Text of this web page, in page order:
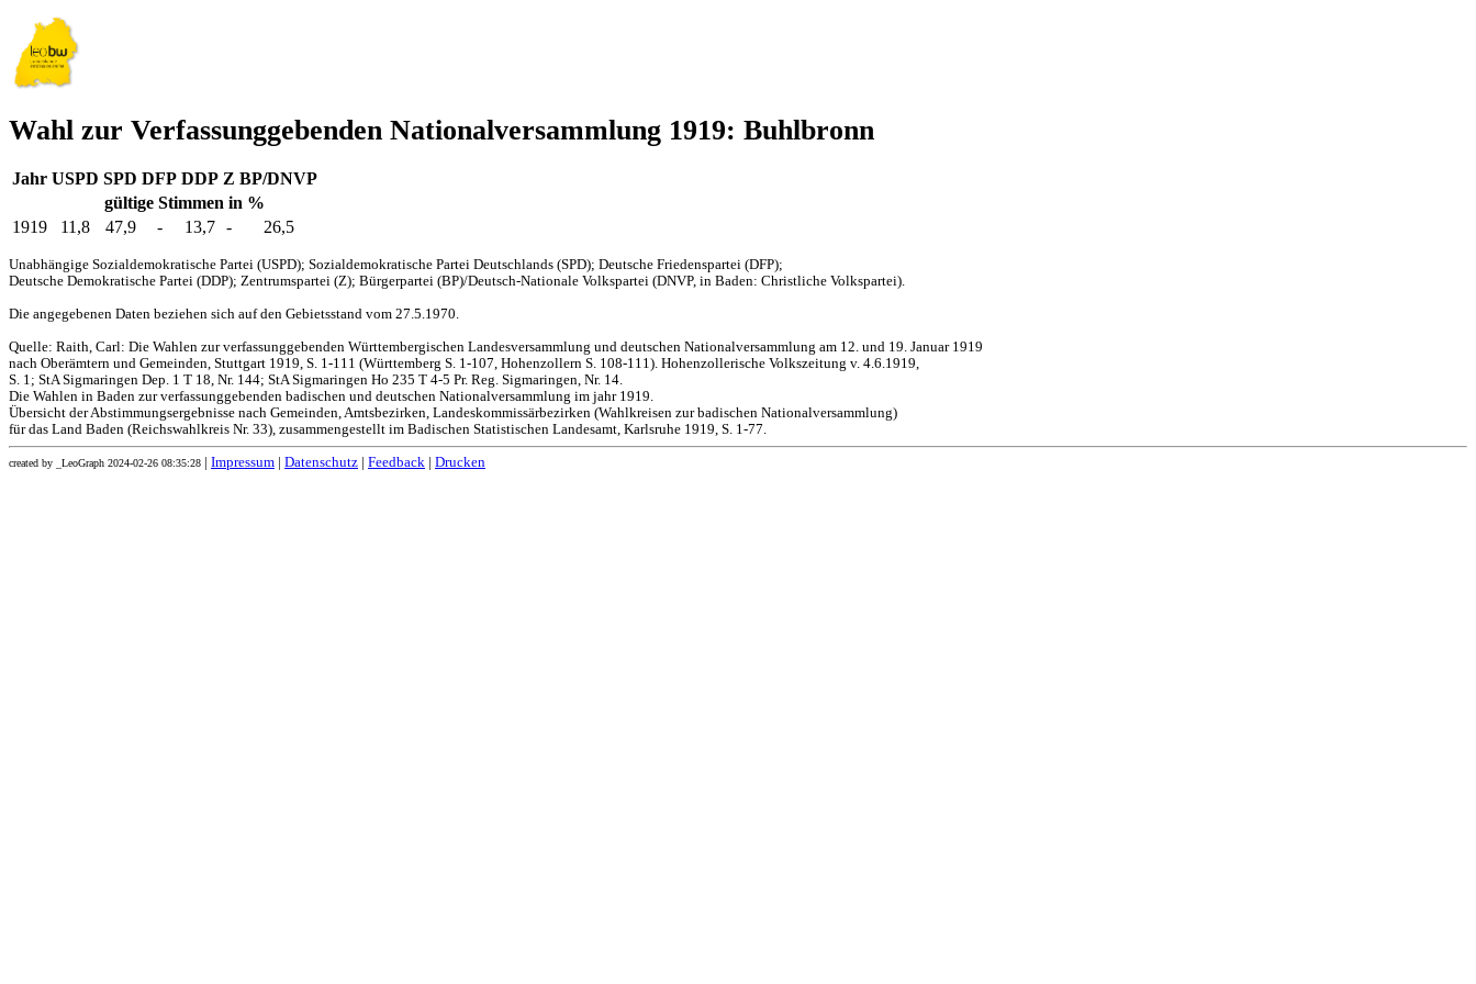
Wahl zur Verfassunggebenden Nationalversammlung 1919: Buhlbronn
Jahr USPD SPD DFP DDP Z BP/DNVP
gültige Stimmen in %
1919
11,8 47,9 - 13,7 - 26,5
Unabhängige Sozialdemokratische Partei (USPD); Sozialdemokratische Partei Deutschlands (SPD); Deutsche Friedenspartei (DFP);
Deutsche Demokratische Partei (DDP); Zentrumspartei (Z); Bürgerpartei (BP)/Deutsch-Nationale Volkspartei (DNVP, in Baden: Christliche Volkspartei).
Die angegebenen Daten beziehen sich auf den Gebietsstand vom 27.5.1970.
Quelle: Raith, Carl: Die Wahlen zur verfassunggebenden Württembergischen Landesversammlung und deutschen Nationalversammlung am 12. und 19. Januar 1919
nach Oberämtern und Gemeinden, Stuttgart 1919, S. 1-111 (Württemberg S. 1-107, Hohenzollern S. 108-111). Hohenzollerische Volkszeitung v. 4.6.1919,
S. 1; StA Sigmaringen Dep. 1 T 18, Nr. 144; StA Sigmaringen Ho 235 T 4-5 Pr. Reg. Sigmaringen, Nr. 14.
Die Wahlen in Baden zur verfassunggebenden badischen und deutschen Nationalversammlung im jahr 1919.
Übersicht der Abstimmungsergebnisse nach Gemeinden, Amtsbezirken, Landeskommissärbezirken (Wahlkreisen zur badischen Nationalversammlung)
für das Land Baden (Reichswahlkreis Nr. 33), zusammengestellt im Badischen Statistischen Landesamt, Karlsruhe 1919, S. 1-77.
created by _LeoGraph 2024-02-26 08:35:28 Impressum Datenschutz Feedback Drucken